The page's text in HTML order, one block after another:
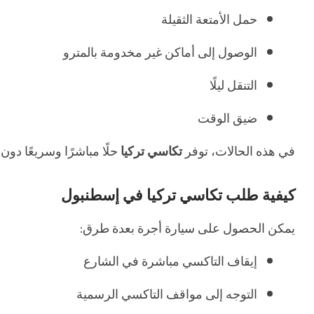
حمل الأمتعة الثقيلة
الوصول إلى أماكن غير مخدومة بالمترو
التنقل ليلًا
ضيق الوقت
في هذه الحالات، توفرتكاسي تركياحلًا مباشرًا وسريعًا
كيفية طلب تكاسي تركيا في إسطنبول
يمكن الحصول على سيارة أجرة بعدة طرق:
إيقاف التاكسي مباشرة في الشارع
التوجه إلى مواقف التاكسي الرسمية